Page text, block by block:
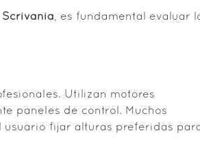
Scrivania, es fundamental evaluar
Utilizan motores
paneles de control. Muchos
usuario fijar alturas preferidas